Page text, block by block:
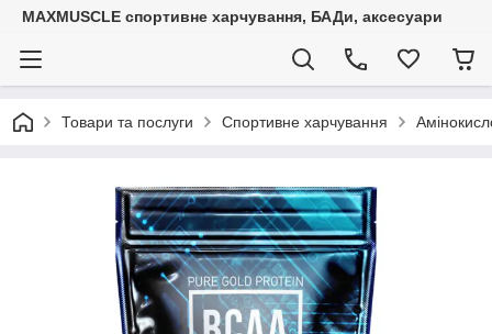
MAXMUSCLE спортивне харчування, БАДи, аксесуари
Товари та послуги Спортивне харчування